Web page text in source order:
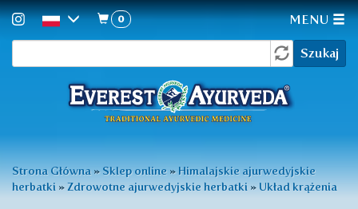
dowyszukiwania
Szukaj
0 MENU
Jesteś
tutaj
Strona Główna » Sklep online » Himalajskie ajurwedyjskie
herbatki »Zdrowotne ajurwedyjskie herbatki » Układ krążenia